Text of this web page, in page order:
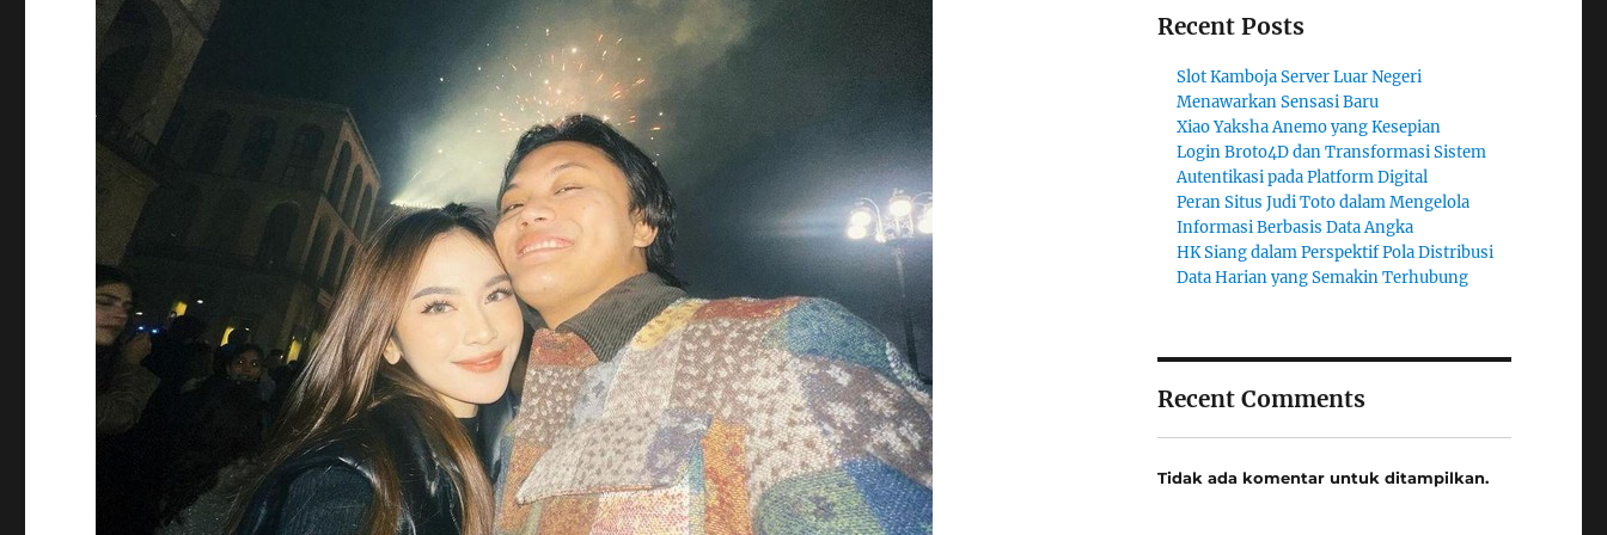
Recent Posts
Slot Kamboja Server Luar Negeri
Menawarkan Sensasi Baru
Xiao Yaksha Anemo yang Kesepian
Login Broto4D dan Transformasi Sistem
Autentikasi pada Platform Digital
Peran Situs Judi Toto dalam Mengelola
Informasi Berbasis Data Angka
HK Siang dalam Perspektif Pola Distribusi
Data Harian yang Semakin Terhubung
Recent Comments
Tidak ada komentar untuk ditampilkan.